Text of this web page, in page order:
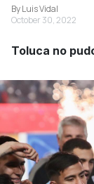
By Luis Vidal
October 30, 2022
Toluca no